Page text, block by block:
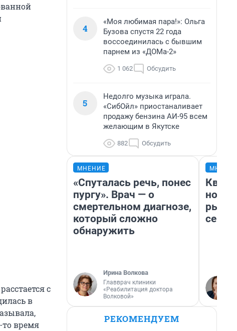
с
в
то время
4
«Моя любимая пара!»: Ольга
Бузова спустя 22 года
воссоединилась с бывшим
парнем из «ДОМа-2»
1 062 Обсудить
5
Недолго музыка играла.
«СибОйл» приостаналивает
продажу бензина АИ-95 всем
желающим в Якутске
882 Обсудить
МНЕНИЕ
«Спуталась речь, понес
пургу». Врач — о
смертельном диагнозе,
который сложно
обнаружить
Ирина Волкова
Главврач клиники
«Реабилитация доктора
Волковой»
но
РЕКОМЕНДУЕМ